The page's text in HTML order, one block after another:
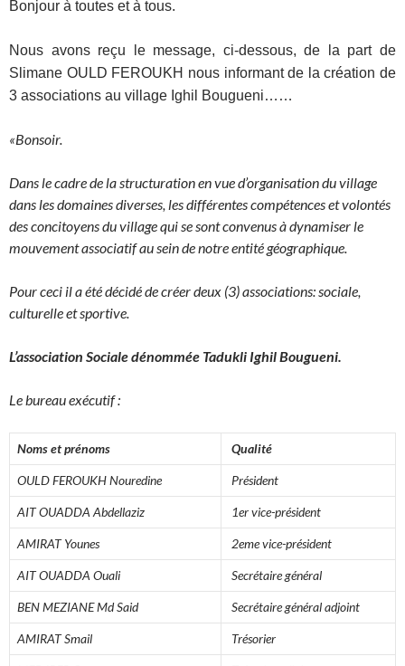
Bonjour à toutes et à tous.
Nous avons reçu le message, ci-dessous, de la part de
Slimane OULD FEROUKH nous informant de la création de
3 associations au village Ighil Bougueni……
«Bonsoir.
Dans le cadre de la structuration en vue d’organisation du village
dans les domaines diverses, les différentes compétences et volontés
des concitoyens du village qui se sont convenus à dynamiser le
mouvement associatif au sein de notre entité géographique.
Pour ceci il a été décidé de créer deux (3) associations: sociale,
culturelle et sportive.
L’association Sociale dénommée Tadukli Ighil Bougueni.
Le bureau exécutif :
Noms et prénoms Qualité
OULD FEROUKH Nouredine Président
AIT OUADDA Abdellaziz 1er vice-président
AMIRAT Younes 2eme vice-président
AIT OUADDA Ouali Secrétaire général
BEN MEZIANE Md Said Secrétaire général adjoint
AMIRAT Smail Trésorier